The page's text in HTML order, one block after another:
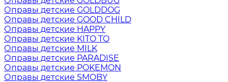
Оправы детские GOLDDOG
Оправы детские GOOD CHILD
Оправы детские HAPPY
Оправы детские KITO TO
Оправы детские MILK
Оправы детские PARADISE
Оправы детские POKEMON
Оправы детские SMOBY